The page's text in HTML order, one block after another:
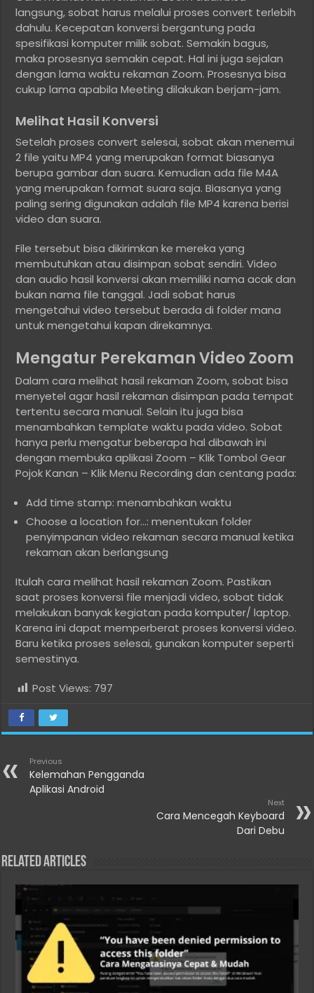
langsung, sobat harus melalui proses convert terlebih
dahulu. Kecepatan konversi bergantung pada
spesifikasi komputer milik sobat. Semakin bagus,
maka prosesnya semakin cepat. Hal ini juga sejalan
dengan lama waktu rekaman Zoom. Prosesnya bisa
cukup lama apabila Meeting dilakukan berjam-jam.
Melihat Hasil Konversi
Setelah proses convert selesai, sobat akan menemui
2 file yaitu MP4 yang merupakan format biasanya
berupa gambar dan suara. Kemudian ada file M4A
yang merupakan format suara saja. Biasanya yang
paling sering digunakan adalah file MP4 karena berisi
video dan suara.
File tersebut bisa dikirimkan ke mereka yang
membutuhkan atau disimpan sobat sendiri. Video
dan audio hasil konversi akan memiliki nama acak dan
bukan nama file tanggal. Jadi sobat harus
mengetahui video tersebut berada di folder mana
untuk mengetahui kapan direkamnya.
Mengatur Perekaman Video Zoom
Dalam cara melihat hasil rekaman Zoom, sobat bisa
menyetel agar hasil rekaman disimpan pada tempat
tertentu secara manual. Selain itu juga bisa
menambahkan template waktu pada video. Sobat
hanya perlu mengatur beberapa hal dibawah ini
dengan membuka aplikasi Zoom – Klik Tombol Gear
Pojok Kanan – Klik Menu Recording dan centang pada:
Add time stamp: menambahkan waktu
Choose a location for…: menentukan folder
penyimpanan video rekaman secara manual ketika
rekaman akan berlangsung
Itulah cara melihat hasil rekaman Zoom. Pastikan
saat proses konversi file menjadi video, sobat tidak
melakukan banyak kegiatan pada komputer/ laptop.
Karena ini dapat memperberat proses konversi video.
Baru ketika proses selesai, gunakan komputer seperti
semestinya.
Post Views: 797
Previous
Kelemahan Pengganda
Aplikasi Android
Next
Cara Mencegah Keyboard
Dari Debu
Related Articles